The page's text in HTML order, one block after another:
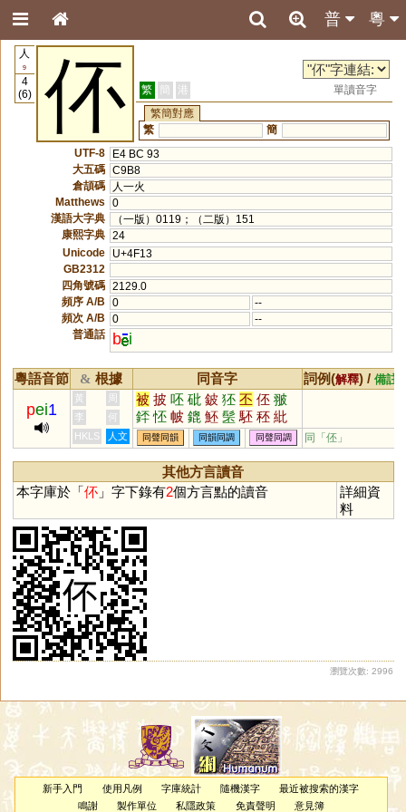
粵
普
人
9
4
(6)
伓 繁 簡 港
單讀音字
繁簡對應
繁
簡
UTF-8
E4 BC 93
大五碼 C9B8
倉頡碼
人一火
Matthews
0
漢語大字典
（一版）0119；（二版）151
康熙字典 24
Unicode
U+4F13
GB2312
四角號碼 2129.0
頻序 A/B
0
--
頻次 A/B
0
--
普通話
b i
粵語音節 & 根據 同音字 詞例(解釋) / 備註
pei1
黃 周 被 披 呸 砒 鈹 狉 丕 伾 翍
銔 怌 帔 鎞 魾 髬 駓 秠 紕
李
何
HKLS
人文 同聲同韻 同韻同調 同聲同調 同「伾 」
其他方言讀音
本字庫於「 伓」字下錄有2個方言點的讀音
詳細資
料
瀏覽次數: 2996
新手入門 使用凡例 字庫統計 隨機漢字
最近被搜索的漢字
鳴謝
製作單位 私隱政策 免責聲明 意見簿